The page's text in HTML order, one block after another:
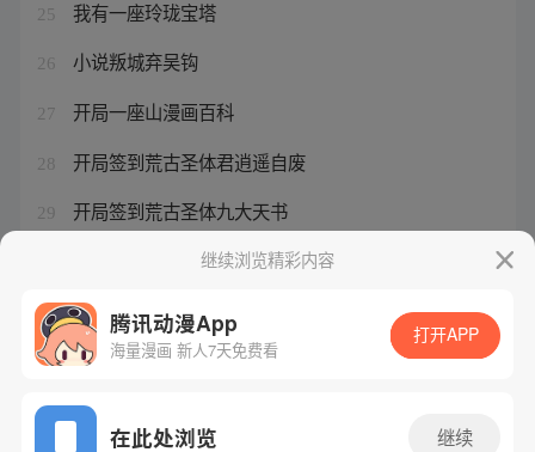
25 我有一座玲珑宝塔
26 小说叛城弃吴钩
27 开局一座山漫画百科
28 开局签到荒古圣体君逍遥自废
29 开局签到荒古圣体九大天书
冰河末世我搬空了30艘货轮
继续浏览精彩内容
腾讯动漫App
海量漫画 新人7天免费看
打开APP
在此处浏览 继续
网站备案/许可证号：粤B2-20090059-5